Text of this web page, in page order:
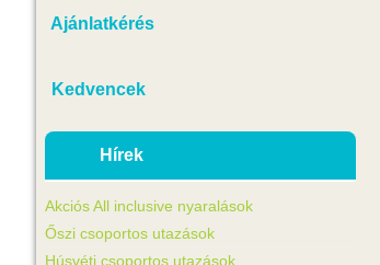
Ajánlatkérés
Kedvencek
Hírek
Akciós All inclusive nyaralások
Őszi csoportos utazások
Húsvéti csoportos utazások